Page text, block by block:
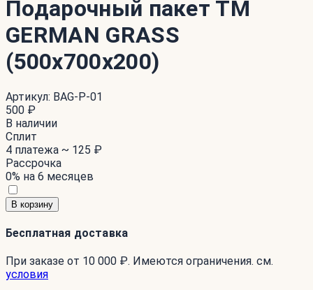
Подарочный пакет ТМ
GERMAN GRASS
(500х700х200)
Артикул: BAG-P-01
500 ₽
В наличии
Сплит
4 платежа ~ 125 ₽
Рассрочка
0% на 6 месяцев
В корзину
Бесплатная доставка
При заказе от 10 000 ₽. Имеются ограничения. см.
условия